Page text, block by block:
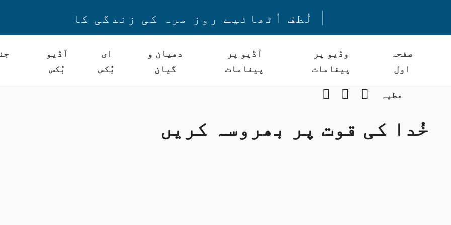
لُطف اُٹھائیے روز مرہ کی زندگی کا
صفحہ
اول
وڈیو پر
پیغامات
آڈیو پر
پیغامات
دھیان و
گیان
ای
بُکس
آڈیو
بُکس
عطیہ Facebook
YouTube
خُدا کی قوت پر بھروسہ کریں